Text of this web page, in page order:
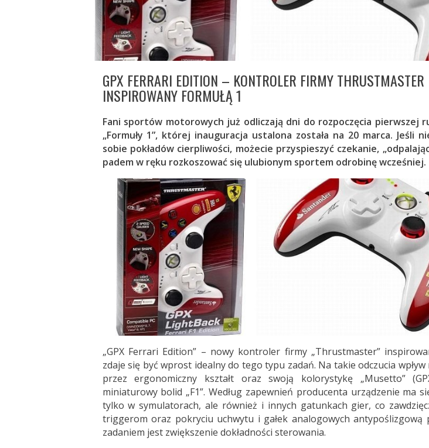
GPX FERRARI EDITION – KONTROLER FIRMY THRUSTMASTER
INSPIROWANY FORMUŁĄ 1
Fani sportów motorowych już odliczają dni do rozpoczęcia pierwszej
„Formuły 1”, której inauguracja ustalona została na 20 marca. Jeśli
sobie pokładów cierpliwości, możecie przyspieszyć czekanie,
padem w ręku rozkoszować się ulubionym sportem odrobinę wcześniej.
„GPX Ferrari Edition” – nowy kontroler firmy „Thrustmaster”
zdaje się być wprost idealny do tego typu zadań. Na takie odczucia
przez ergonomiczny kształt oraz swoją kolorystykę „Musetto”
miniaturowy bolid „F1”. Według zapewnień producenta urządzenie ma
tylko w symulatorach, ale również i innych gatunkach gier, co
triggerom oraz pokryciu uchwytu i gałek analogowych antypoślizgową
zadaniem jest zwiększenie dokładności sterowania.